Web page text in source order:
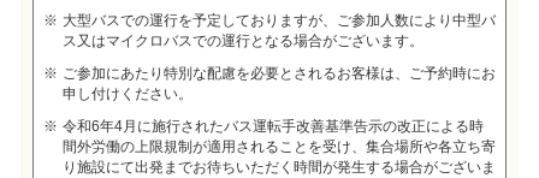
大型バスでの運行を予定しておりますが、ご参加人数により中型バ
ス又はマイクロバスでの運行となる場合がございます。
ご参加にあたり特別な配慮を必要とされるお客様は、ご予約時にお
申し付けください。
令和6年4月に施行されたバス運転手改善基準告示の改正による時
間外労働の上限規制が適用されることを受け、集合場所や各立ち寄
り施設にて出発までお待ちいただく時間が発生する場合がございま